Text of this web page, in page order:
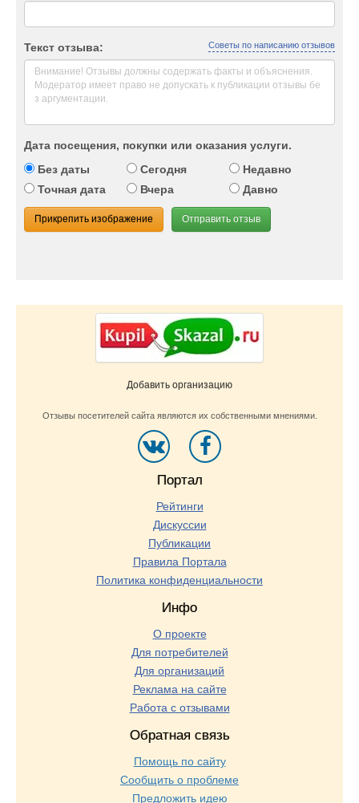
Текст отзыва: Советы по написанию отзывов
Дата посещения, покупки или оказания услуги.
Без даты
Сегодня
Недавно
Точная дата
Вчера Давно
Прикрепить изображение Отправить отзыв
Добавить организацию
Отзывы посетителей сайта являются их собственными мнениями.
Портал
Рейтинги
Дискуссии
Публикации
Правила Портала
Политика конфиденциальности
Инфо
О проекте
Для потребителей
Для организаций
Реклама на сайте
Работа с отзывами
Обратная связь
Помощь по сайту
Сообщить о проблеме
Предложить идею